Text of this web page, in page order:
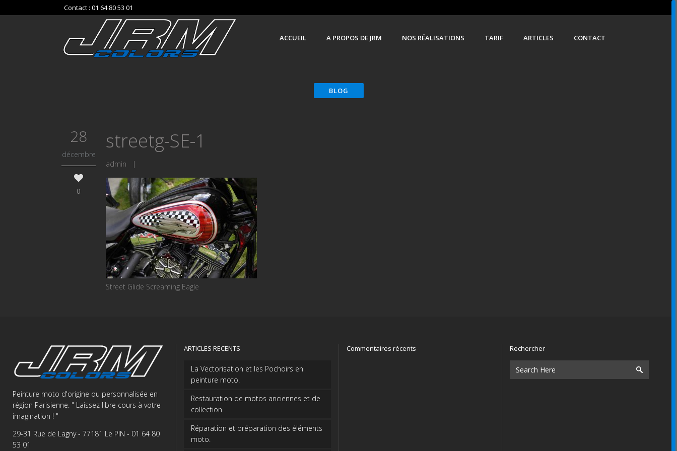
Contact : 01 64 80 53 01
ACCUEIL A PROPOS DE JRM NOS RÉALISATIONS TARIF ARTICLES CONTACT
28
décembre
0
streetg-SE-1
admin |
Street Glide Screaming Eagle
Peinture moto d'origine ou personnalisée en
région Parisienne. " Laissez libre cours à votre
imagination ! "
29-31 Rue de Lagny - 77181 Le PIN - 01 64 80
53 01
ARTICLES RECENTS
La Vectorisation et les Pochoirs en
peinture moto.
Restauration de motos anciennes et de
collection
Réparation et préparation des éléments
moto.
Commentaires récents Rechercher